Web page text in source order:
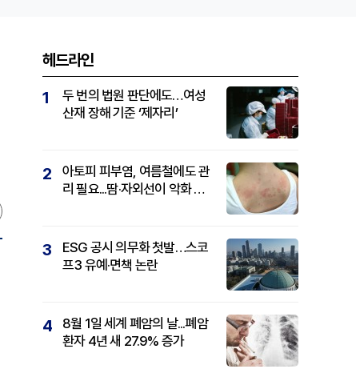
헤드라인
1
두 번의 법원 판단에도…여성
산재 장해 기준 ‘제자리’
2
아토피 피부염, 여름철에도 관
리 필요...땀·자외선이 악화 요
3
ESG 공시 의무화 첫발…스코
프3 유예·면책 논란
4
8월 1일 세계 폐암의 날...폐암
환자 4년 새 27.9% 증가